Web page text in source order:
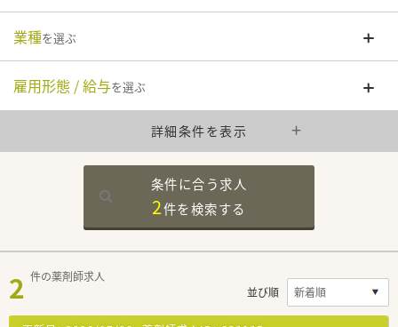
業種を選ぶ
雇用形態 / 給与を選ぶ
詳細条件を表示
条件に合う求人
2件を検索する
2 件の薬剤師求人
並び順